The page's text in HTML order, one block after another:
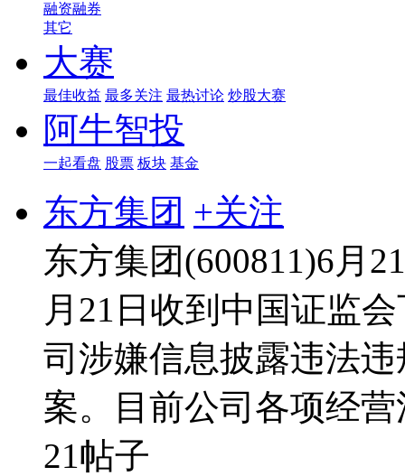
融资融券
其它
大赛
最佳收益 最多关注 最热讨论 炒股大赛
阿牛智投
一起看盘 股票 板块 基金
东方集团 +关注
东方集团(600811)6月
月21日收到中国证监
司涉嫌信息披露违法
案。目前公司各项经
21帖子